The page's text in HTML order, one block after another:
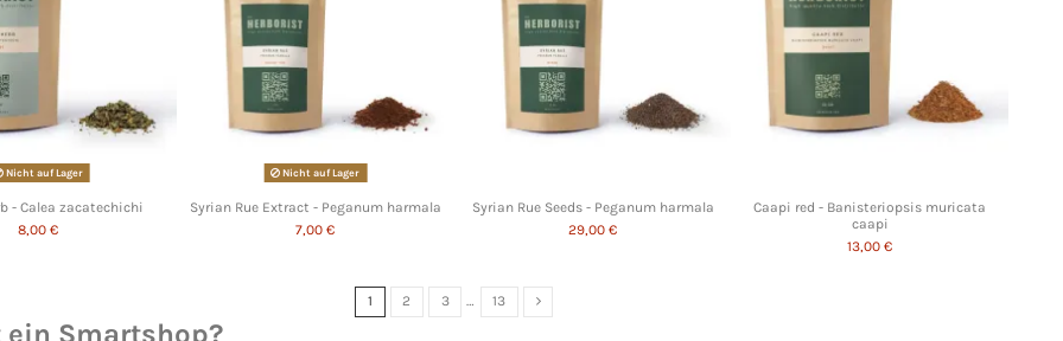
Nicht auf Lager
- Calea zacatechichi
8,00 €
Nicht auf Lager
Syrian Rue Extract - Peganum harmala
7,00 €
Syrian Rue Seeds - Peganum harmala
29,00 €
Caapi red - Banisteriopsis muricata
caapi
13,00 €
1 2 3 … 13
ein Smartshop?